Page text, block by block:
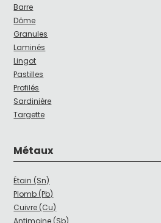
Barre
Dôme
Granules
Laminés
Lingot
Pastilles
Profilés
Sardinière
Targette
Métaux
Étain (Sn)
Plomb (Pb)
Cuivre (Cu)
Antimoine (Sb)